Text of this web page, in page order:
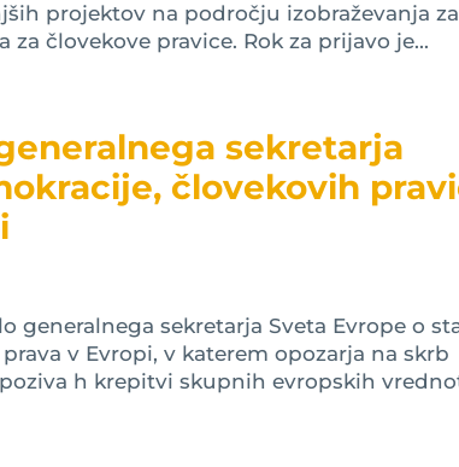
projektov na področju izobraževanja za
človekove pravice. Rok za prijavo je...
sekretarja
človekovih
generalnega sekretarja Sveta Evrope o
v Evropi, v katerem opozarja na skrb
h krepitvi skupnih evropskih